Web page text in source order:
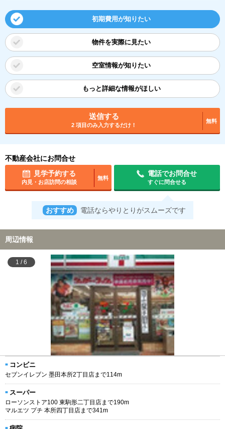
初期費用が知りたい
物件を実際に見たい
空室情報が知りたい
もっと詳細な情報がほしい
送信する
2 項目のみ入力するだけ！
無料
不動産会社にお問合せ
見学予約する
内見・お店訪問の相談
無料
電話でお問合せ
すぐに問合せる
おすすめ 電話ならやりとりがスムーズです
周辺情報
1 /6
コンビニ
セブンイレブン 墨田本所2丁目店まで114m
スーパー
ローソンストア100 東駒形二丁目店まで190m
マルエツ プチ 本所四丁目店まで341m